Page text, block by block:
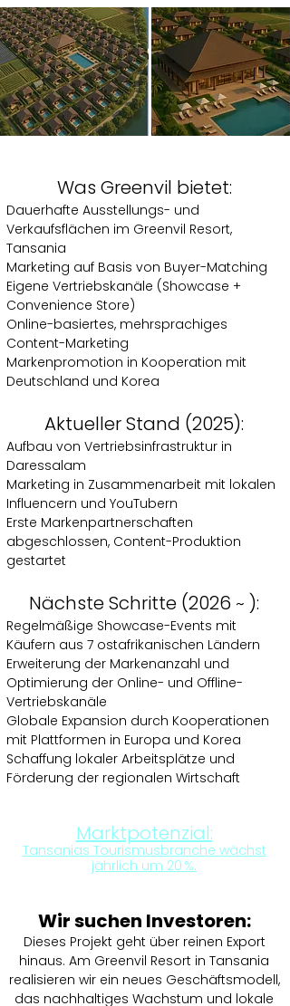
Was Greenvil bietet:
Dauerhafte Ausstellungs- und
Verkaufsflächen im Greenvil Resort,
Tansania
Marketing auf Basis von Buyer-Matching
Eigene Vertriebskanäle (Showcase +
Convenience Store)
Online-basiertes, mehrsprachiges
Content-Marketing
Markenpromotion in Kooperation mit
Deutschland und Korea
Aktueller Stand (2025):
Aufbau von Vertriebsinfrastruktur in
Daressalam
Marketing in Zusammenarbeit mit lokalen
Influencern und YouTubern
Erste Markenpartnerschaften
abgeschlossen, Content-Produktion
gestartet
Nächste Schritte (2026 ~ ):
Regelmäßige Showcase-Events mit
Käufern aus 7 ostafrikanischen Ländern
Erweiterung der Markenanzahl und
Optimierung der Online- und Offline-
Vertriebskanäle
Globale Expansion durch Kooperationen
mit Plattformen in Europa und Korea
Schaffung lokaler Arbeitsplätze und
Förderung der regionalen Wirtschaft
Marktpotenzial:
Tansanias Tourismusbranche wächst
jährlich um 20 %.
Wir suchen Investoren:
Dieses Projekt geht über reinen Export
hinaus. Am Greenvil Resort in Tansania
realisieren wir ein neues Geschäftsmodell,
das nachhaltiges Wachstum und lokale